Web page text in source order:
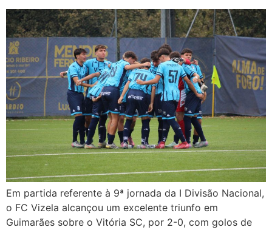
Em partida referente à 9ª jornada da I Divisão Nacional,
o FC Vizela alcançou um excelente triunfo em
Guimarães sobre o Vitória SC, por 2-0, com golos de